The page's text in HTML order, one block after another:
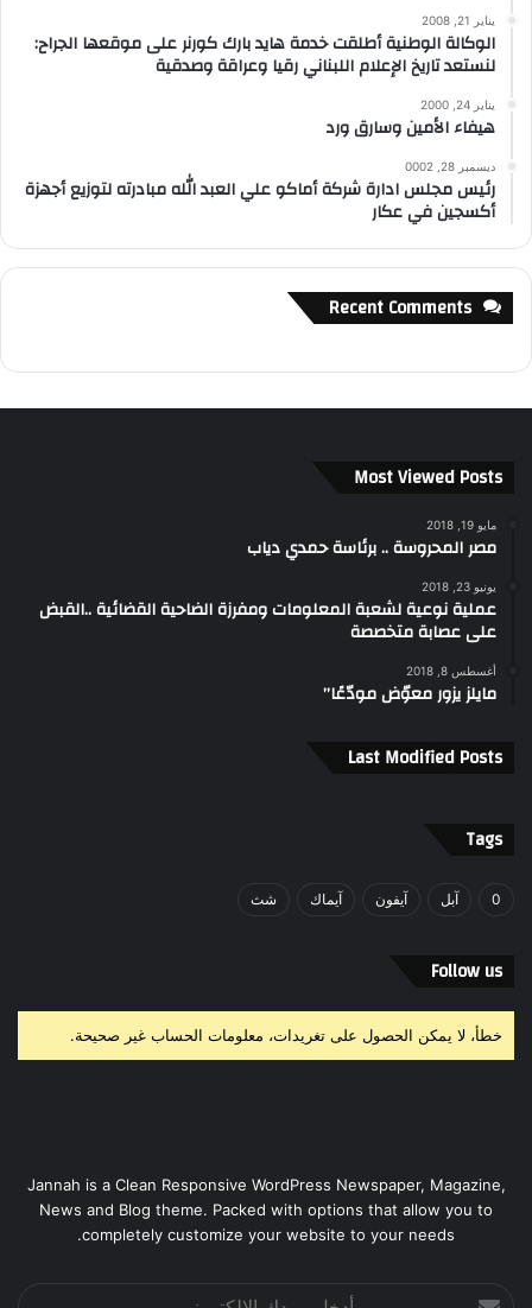
يناير 21, 2008
الوكالة الوطنية أطلقت خدمة هايد بارك كورنر على موقعها الجراح:
لنستعد تاريخ الإعلام اللبناني رقيا وعراقة وصدقية
يناير 24, 2000
هيفاء الأمين وسارق ورد
ديسمبر 28, 0002
رئيس مجلس ادارة شركة أماكو علي العبد الله مبادرته لتوزيع أجهزة
أكسجين في عكار
Recent Comments
Most Viewed Posts
مايو 19, 2018
مصر المحروسة .. برئاسة حمدي دياب
يونيو 23, 2018
عملية نوعية لشعبة المعلومات ومفرزة الضاحية القضائية ..القبض
على عصابة متخصصة
أغسطس 8, 2018
مايلز يزور معوّض مودّعًا”
Last Modified Posts
Tags
0 آبل آيفون آيماك شث
Follow us
خطأ، لا يمكن الحصول على تغريدات، معلومات الحساب غير صحيحة.
Jannah is a Clean Responsive WordPress Newspaper, Magazine,
News and Blog theme. Packed with options that allow you to
completely customize your website to your needs.